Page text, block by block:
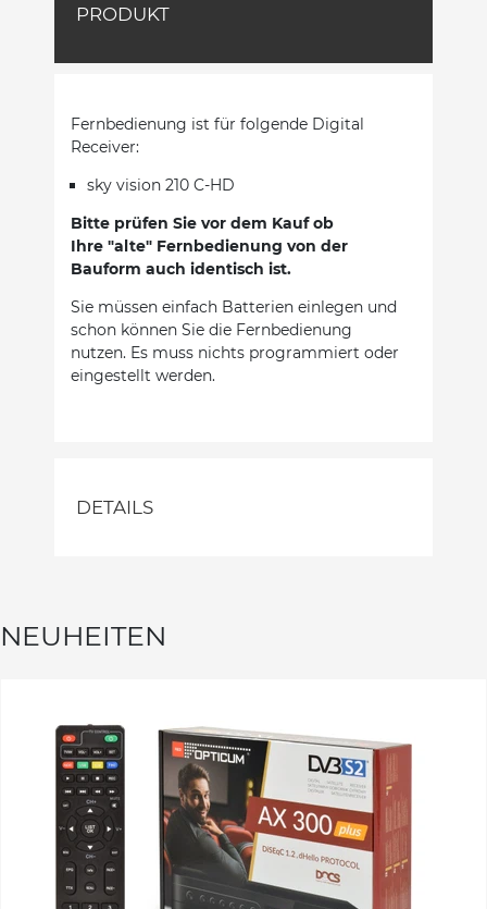
PRODUKT
Fernbedienung ist für folgende Digital
Receiver:
sky vision 210 C-HD
Bitte prüfen Sie vor dem Kauf ob
Ihre "alte" Fernbedienung von der
Bauform auch identisch ist.
Sie müssen einfach Batterien einlegen und
schon können Sie die Fernbedienung
nutzen. Es muss nichts programmiert oder
eingestellt werden.
DETAILS
NEUHEITEN